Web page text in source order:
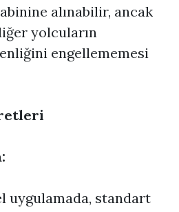
alınabilir, ancak
yolcuların
engellememesi
uygulamada, standart